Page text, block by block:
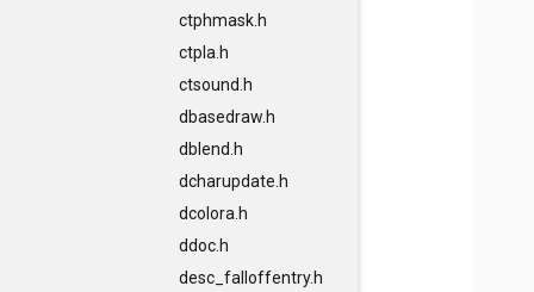
ctphmask.h
ctpla.h
ctsound.h
dbasedraw.h
dblend.h
dcharupdate.h
dcolora.h
ddoc.h
desc_falloffentry.h